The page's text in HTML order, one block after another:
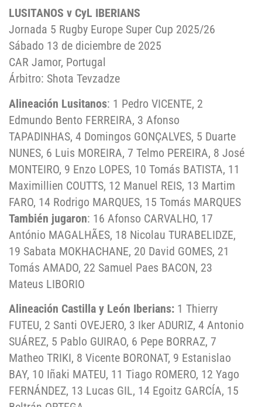
LUSITANOS v CyL IBERIANS
Jornada 5 Rugby Europe Super Cup 2025/26
Sábado 13 de diciembre de 2025
CAR Jamor, Portugal
Árbitro: Shota Tevzadze
Alineación Lusitanos: 1 Pedro VICENTE, 2
Edmundo Bento FERREIRA, 3 Afonso
TAPADINHAS, 4 Domingos GONÇALVES, 5 Duarte
NUNES, 6 Luis MOREIRA, 7 Telmo PEREIRA, 8 José
MONTEIRO, 9 Enzo LOPES, 10 Tomás BATISTA, 11
Maximillien COUTTS, 12 Manuel REIS, 13 Martim
FARO, 14 Rodrigo MARQUES, 15 Tomás MARQUES
También jugaron: 16 Afonso CARVALHO, 17
António MAGALHÃES, 18 Nicolau TURABELIDZE,
19 Sabata MOKHACHANE, 20 David GOMES, 21
Tomás AMADO, 22 Samuel Paes BACON, 23
Mateus LIBORIO
Alineación Castilla y León Iberians: 1 Thierry
FUTEU, 2 Santi OVEJERO, 3 Iker ADURIZ, 4 Antonio
SUÁREZ, 5 Pablo GUIRAO, 6 Pepe BORRAZ, 7
Matheo TRIKI, 8 Vicente BORONAT, 9 Estanislao
BAY, 10 Iñaki MATEU, 11 Tiago ROMERO, 12 Yago
FERNÁNDEZ, 13 Lucas GIL, 14 Egoitz GARCÍA, 15